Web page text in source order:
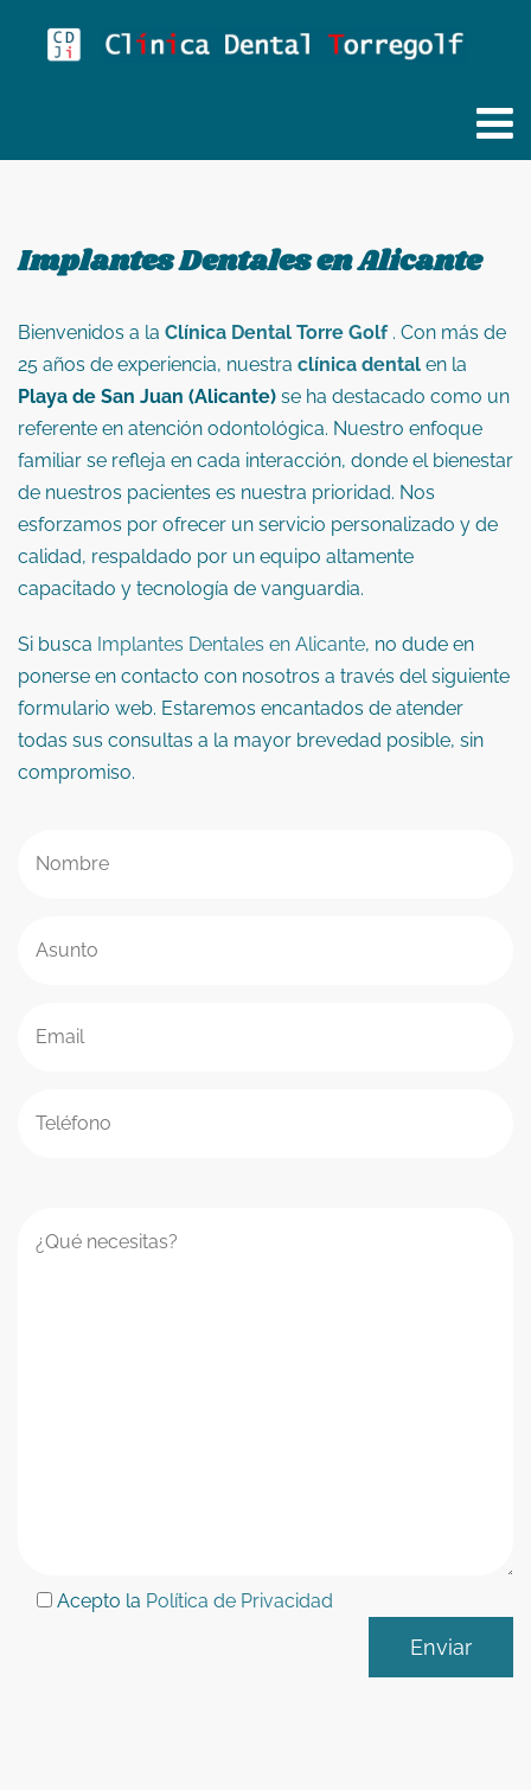
Implantes Dentales en Alicante
Bienvenidos a la Clínica Dental Torre Golf . Con más de
25 años de experiencia, nuestra clínica dental en la
Playa de San Juan (Alicante) se ha destacado como un
referente en atención odontológica. Nuestro enfoque
familiar se refleja en cada interacción, donde el bienestar
de nuestros pacientes es nuestra prioridad. Nos
esforzamos por ofrecer un servicio personalizado y de
calidad, respaldado por un equipo altamente
capacitado y tecnología de vanguardia.
Si busca Implantes Dentales en Alicante, no dude en
ponerse en contacto con nosotros a través del siguiente
formulario web. Estaremos encantados de atender
todas sus consultas a la mayor brevedad posible, sin
compromiso.
Acepto la Política de Privacidad